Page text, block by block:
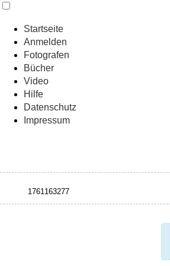
Startseite
Anmelden
Fotografen
Bücher
Video
Hilfe
Datenschutz
Impressum